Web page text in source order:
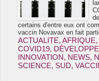
certains d'entre eux ont
vaccin Novavax en fait
ACTUALITE, AFRIQUE,
COVID19,
INNOVATION, NEWS,
SCIENCE, SUD,